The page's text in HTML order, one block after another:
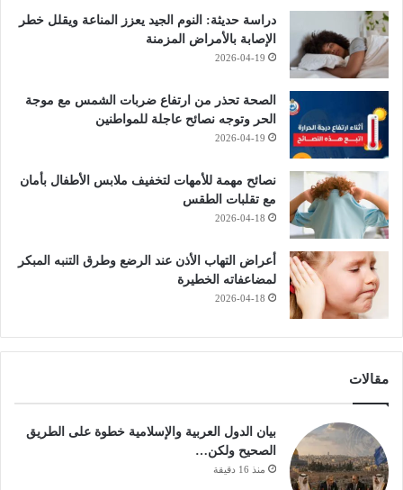
دراسة حديثة: النوم الجيد يعزز المناعة ويقلل خطر
الإصابة بالأمراض المزمنة
2026-04-19
الصحة تحذر من ارتفاع ضربات الشمس مع موجة
الحر وتوجه نصائح عاجلة للمواطنين
2026-04-19
نصائح مهمة للأمهات لتخفيف ملابس الأطفال بأمان
مع تقلبات الطقس
2026-04-18
أعراض التهاب الأذن عند الرضع وطرق التنبه المبكر
لمضاعفاته الخطيرة
2026-04-18
مقالات
بيان الدول العربية والإسلامية خطوة على الطريق
الصحيح ولكن…
منذ 16 دقيقة